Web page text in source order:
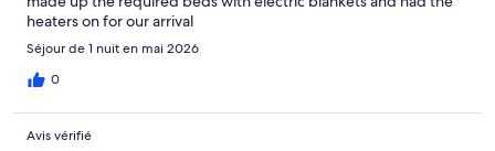
heaters on for our arrival
Séjour de 1 nuit en mai 2026
0
Avis vérifié